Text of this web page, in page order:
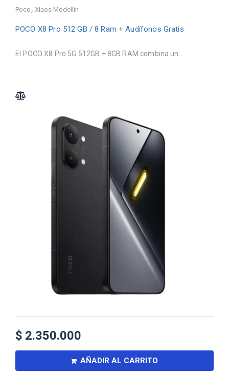
Poco , Xiaos Medellin
POCO X8 Pro 512 GB / 8 Ram + Audífonos Gratis
El POCO X8 Pro 5G 512GB + 8GB RAM combina un...
$ 2.350.000
AÑADIR AL CARRITO